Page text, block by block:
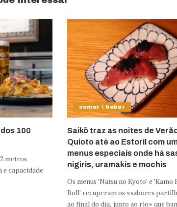
100
metros
e capacidade
comer \ beber
Saikō traz as noites de
Quioto até ao Estoril com
menus especiais onde há
nigiris, uramakis e mochis
Os menus 'Natsu no Kyoto' e 'Kamo
Roll' recuperam os «sabores
ao final do dia, junto ao rio» que